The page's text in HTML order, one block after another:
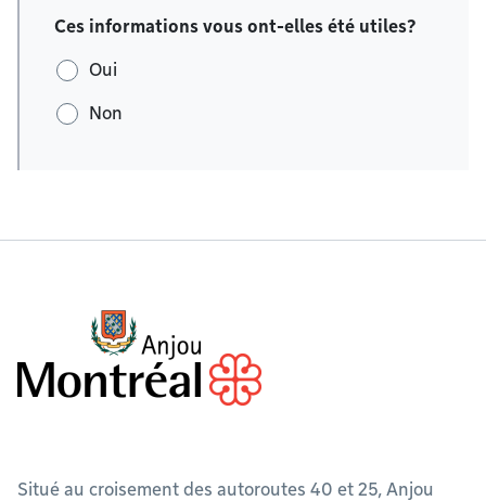
Ces informations vous ont-elles été utiles?
Oui
Non
Situé au croisement des autoroutes 40 et 25, Anjou